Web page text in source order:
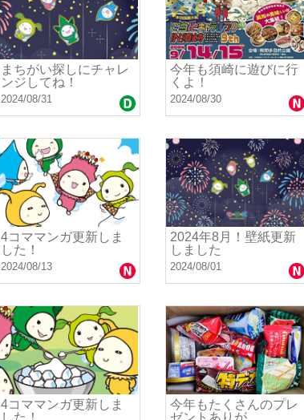
まちがい探しにチャレ
ンジしてね！
2024/08/31
今年も須崎に遊びに行
くよ！
2024/08/30
4コママンガ更新しま
した！
2024/08/13
2024年8月！壁紙更新
しました
2024/08/01
4コママンガ更新しま
した！
今年もたくさんのプレ
ゼントありが